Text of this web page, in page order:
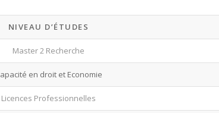
NIVEAU D’ÉTUDES
Master 2 Recherche
en droit et Economie
Licences Professionnelles